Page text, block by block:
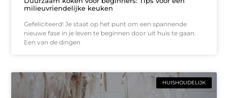
milieuvriendelijke keuken
Gefeliciteerd! Je staat op het punt om een spannende
nieuwe fase in je leven te beginnen door uit huis te gaan.
Een van de dingen
HUISHOUDELIJK